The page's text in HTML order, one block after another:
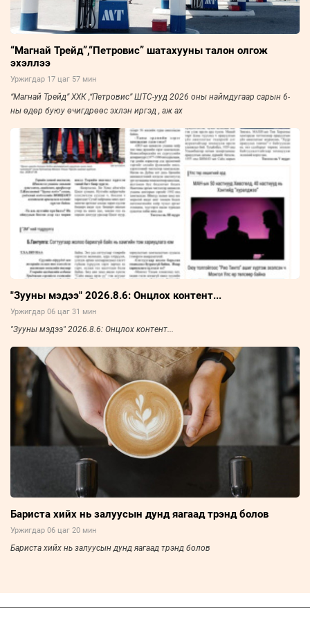
“Магнай Трейд”,“Петровис” шатахууны талон олгож
эхэллээ
Уржигдар 17 цаг 57 мин
“Магнай Трейд” ХХК ,“Петровис” ШТС-ууд 2026 оны наймдугаар сарын 6-
ны өдөр буюу өчигдрөөс эхлэн иргэд , аж ах
"Зууны мэдээ" 2026.8.6: Онцлох контент...
Уржигдар 06 цаг 31 мин
"Зууны мэдээ" 2026.8.6: Онцлох контент...
Бариста хийх нь залуусын дунд яагаад трэнд болов
Уржигдар 06 цаг 20 мин
Бариста хийх нь залуусын дунд яагаад трэнд болов